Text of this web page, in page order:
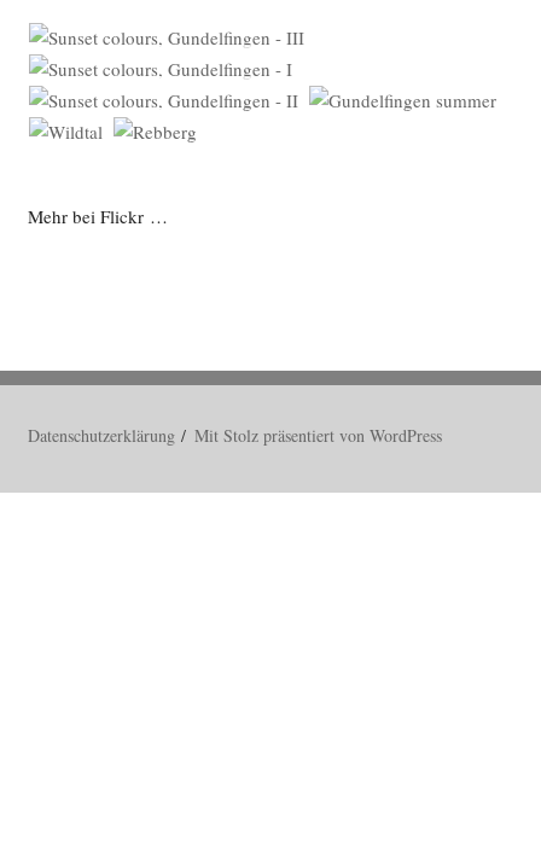
Mehr bei Flickr …
Datenschutzerklärung Mit Stolz präsentiert von WordPress